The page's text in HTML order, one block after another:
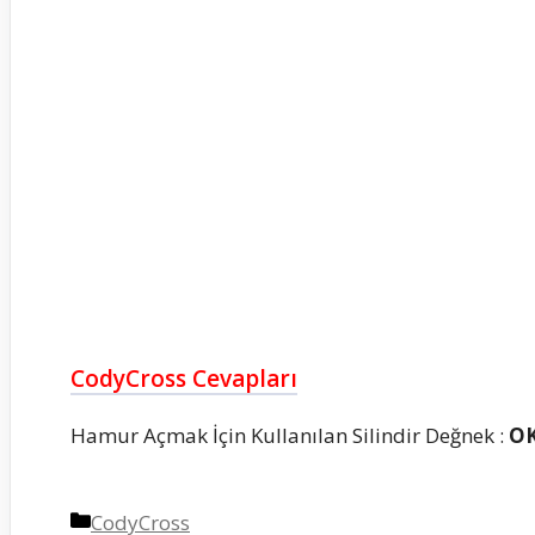
CodyCross Cevapları
Hamur Açmak İçin Kullanılan Silindir Değnek :
Kategoriler
CodyCross